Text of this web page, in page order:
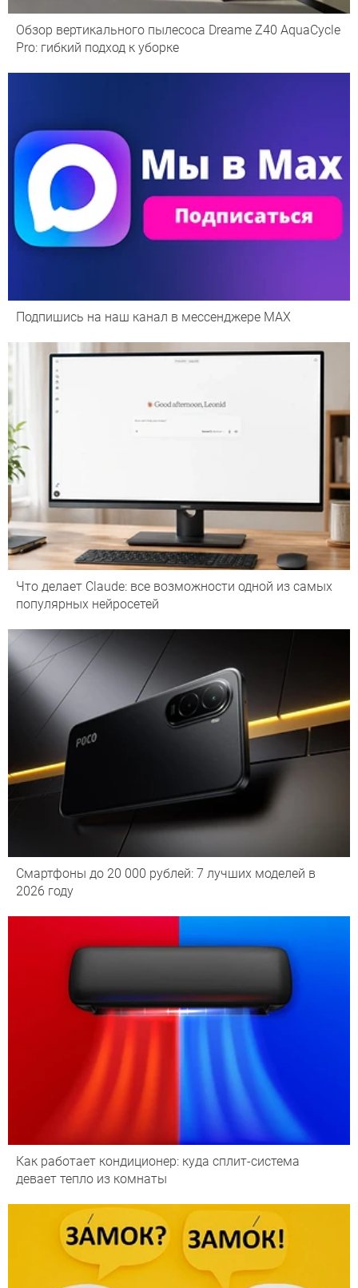
Обзор вертикального пылесоса Dreame Z40 AquaCycle
Pro: гибкий подход к уборке
Подпишись на наш канал в мессенджере МАХ
Что делает Сlaude: все возможности одной из самых
популярных нейросетей
Смартфоны до 20 000 рублей: 7 лучших моделей в
2026 году
Как работает кондиционер: куда сплит-система
девает тепло из комнаты